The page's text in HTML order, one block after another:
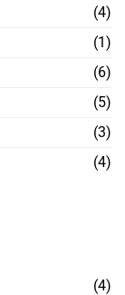
(4)
(1)
(6)
(5)
(3)
(4)
(4)